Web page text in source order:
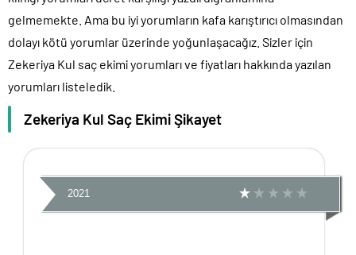
gelmemekte. Ama bu iyi yorumların kafa karıştırıcı olmasından
dolayı kötü yorumlar üzerinde yoğunlaşacağız. Sizler için
Zekeriya Kul saç ekimi yorumları ve fiyatları hakkında yazılan
yorumları listeledik.
Zekeriya Kul Saç Ekimi Şikayet
2021